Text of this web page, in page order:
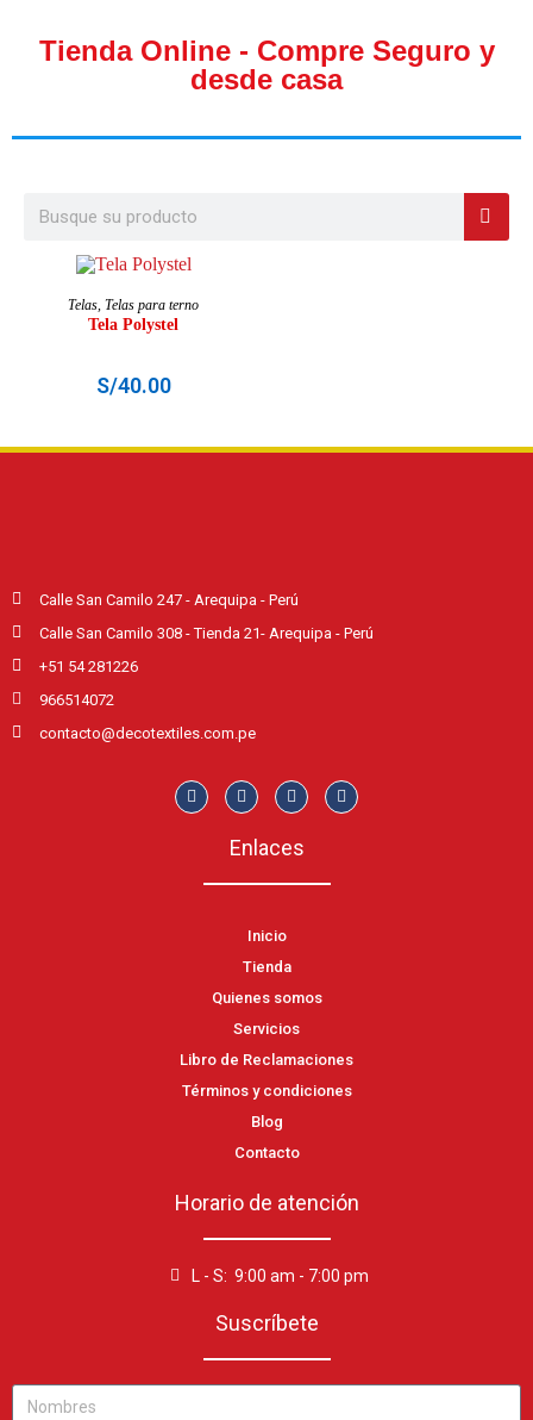
Tienda Online - Compre Seguro y
desde casa
AÑADIR AL CARRITO
Telas Telas para terno
Tela Polystel
S/40.00
Calle San Camilo 247 - Arequipa - Perú
Calle San Camilo 308 - Tienda 21- Arequipa - Perú
+51 54 281226
966514072
contacto@decotextiles.com.pe
Enlaces
Inicio
Tienda
Quienes somos
Servicios
Libro de Reclamaciones
Términos y condiciones
Blog
Contacto
Horario de atención
L - S: 9:00 am - 7:00 pm
Suscríbete